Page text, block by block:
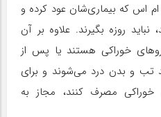
اس که بیماری‌شان عود کرده و
روزه بگیرند. علاوه بر آن
خوراکی هستند یا پس از
تب و بدن درد می‌شوند و برای
خوراکی مصرف کنند، مجاز به